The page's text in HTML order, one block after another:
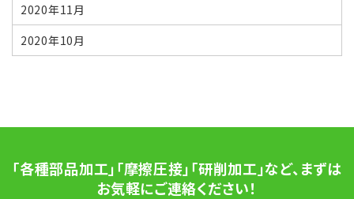
2020年11月
2020年10月
「各種部品加工」「摩擦圧接」「研削加工」など、 まずは
お気軽にご連絡ください！